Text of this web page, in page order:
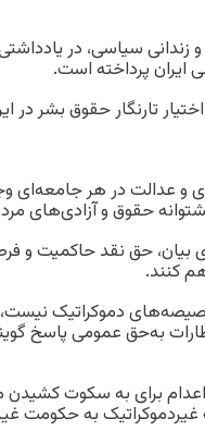
سیاسی، در
ایران پرداخته است.
تارنگار حقوق بشر در
و عدالت در هر
حقوق و آزادی‌های مردم
بیان، حق نقد حاکمیت و
کنند‌.
دموکراتیک نیست،
به‌حق عمومی پاسخ
برای به سکوت
به حکومت